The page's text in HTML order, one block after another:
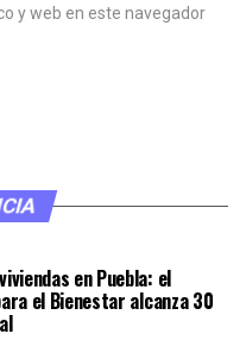
y web en este navegador
en Puebla: el
el Bienestar alcanza 30